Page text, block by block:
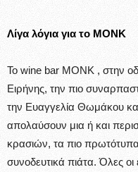
Λίγα λόγια για το MONK
Το wine bar ΜΟΝΚ , στην
Ειρήνης, την πιο
την Ευαγγελία Θωμάκου
απολαύσουν μια ή και
κρασιών, τα πιο
συνοδευτικά πιάτα. Όλες οι